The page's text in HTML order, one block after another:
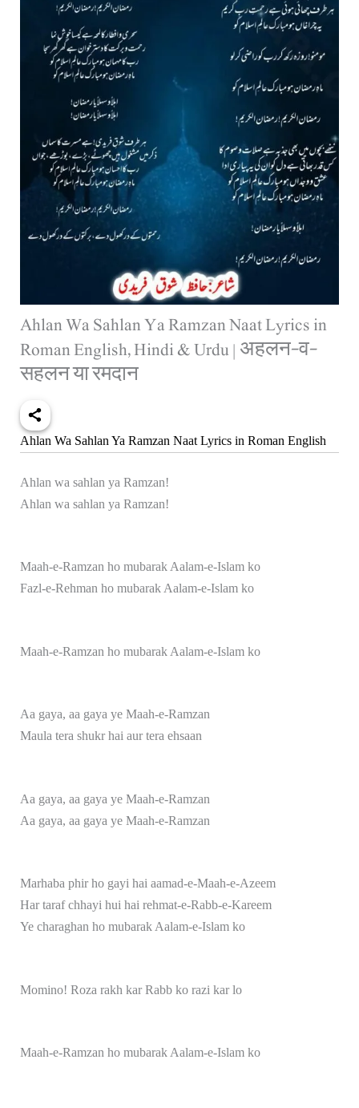
Ahlan Wa Sahlan Ya Ramzan Naat Lyrics in
Roman English, Hindi & Urdu | अहलन-व-
सहलन या रमदान
Ahlan Wa Sahlan Ya Ramzan Naat Lyrics in Roman English
Ahlan wa sahlan ya Ramzan!
Ahlan wa sahlan ya Ramzan!
Maah-e-Ramzan ho mubarak Aalam-e-Islam ko
Fazl-e-Rehman ho mubarak Aalam-e-Islam ko
Maah-e-Ramzan ho mubarak Aalam-e-Islam ko
Aa gaya, aa gaya ye Maah-e-Ramzan
Maula tera shukr hai aur tera ehsaan
Aa gaya, aa gaya ye Maah-e-Ramzan
Aa gaya, aa gaya ye Maah-e-Ramzan
Marhaba phir ho gayi hai aamad-e-Maah-e-Azeem
Har taraf chhayi hui hai rehmat-e-Rabb-e-Kareem
Ye charaghan ho mubarak Aalam-e-Islam ko
Momino! Roza rakh kar Rabb ko razi kar lo
Maah-e-Ramzan ho mubarak Aalam-e-Islam ko